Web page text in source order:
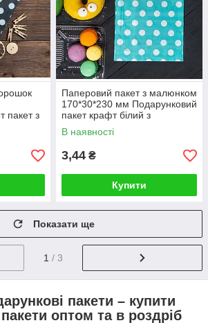
пакет з
Паперовий пакет з малюнком
170*30*230 мм Подарунковий
пакет крафт білий з
кольоровим малюнком Пакет
для пряників
В наявності
3,44 ₴
Купити
Показати ще
1 / 3
пакети – купити
оптом та в роздріб